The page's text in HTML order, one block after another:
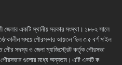
জেলার একটি স্থানীয় সরকার সংস্থা। ১৮৮২ সালে
সময়ে পৌরসভার আয়তন ছিল ৩.৫ বর্গ মাইল
পৌর সদস্য ও জেলা ম্যাজিস্ট্রেট কর্তৃক পৌরসভা
পৌরসভার গুলোর মধ্যে অন্যতম। এটি একটি ক